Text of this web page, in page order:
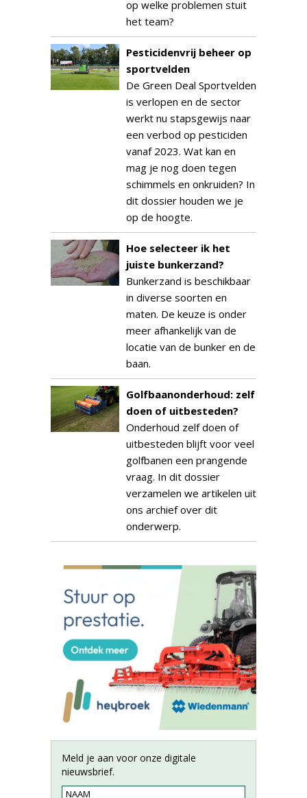
op welke problemen stuit
het team?
Pesticidenvrij beheer op
sportvelden
De Green Deal Sportvelden
is verlopen en de sector
werkt nu stapsgewijs naar
een verbod op pesticiden
vanaf 2023. Wat kan en
mag je nog doen tegen
schimmels en onkruiden? In
dit dossier houden we je
op de hoogte.
Hoe selecteer ik het
juiste bunkerzand?
Bunkerzand is beschikbaar
in diverse soorten en
maten. De keuze is onder
meer afhankelijk van de
locatie van de bunker en de
baan.
Golfbaanonderhoud: zelf
doen of uitbesteden?
Onderhoud zelf doen of
uitbesteden blijft voor veel
golfbanen een prangende
vraag. In dit dossier
verzamelen we artikelen uit
ons archief over dit
onderwerp.
Meld je aan voor onze digitale
nieuwsbrief.